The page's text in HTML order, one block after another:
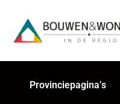
Provinciepagina’s